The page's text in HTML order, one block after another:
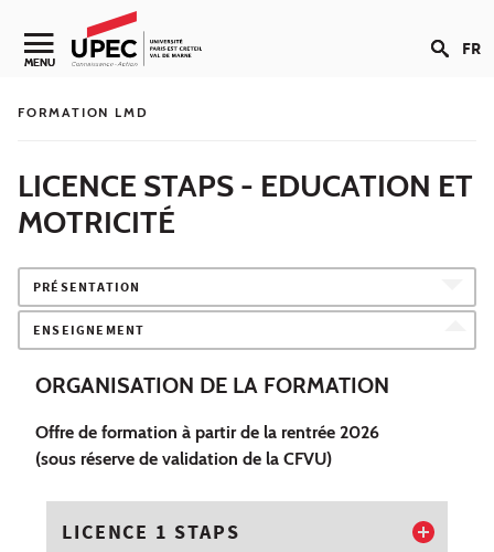
Aller au contenu
Navigation secondaire
MENU FR
FORMATION LMD
LICENCE STAPS - EDUCATION ET
MOTRICITÉ
PRÉSENTATION
ENSEIGNEMENT
ORGANISATION DE LA FORMATION
Offre de formation à partir de la rentrée 2026
(sous réserve de validation de la CFVU)
LICENCE 1 STAPS